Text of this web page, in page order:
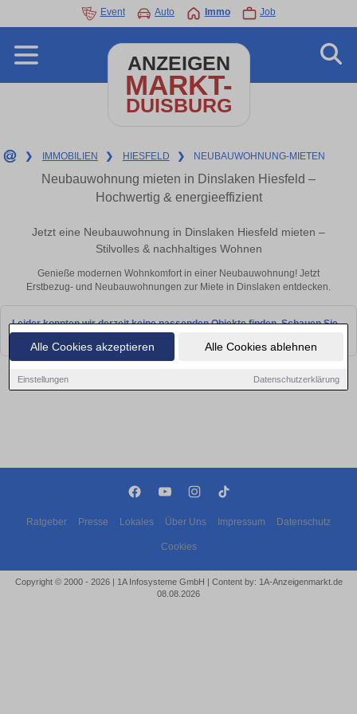
Alle Cookies akzeptieren Alle Cookies ablehnen
Einstellungen Datenschutzerklärung
Event Auto Immo Job
ANZEIGEN
MARKT-
DUISBURG
❯ IMMOBILIEN ❯ HIESFELD ❯ NEUBAUWOHNUNG-MIETEN
Neubauwohnung mieten in Dinslaken Hiesfeld –
Hochwertig & energieeffizient
Jetzt eine Neubauwohnung in Dinslaken Hiesfeld mieten –
Stilvolles & nachhaltiges Wohnen
Genieße modernen Wohnkomfort in einer Neubauwohnung! Jetzt
Erstbezug- und Neubauwohnungen zur Miete in Dinslaken entdecken.
Leider konnten wir derzeit keine passenden Objekte finden. Schauen Sie
Ratgeber Presse Lokales Über Uns Impressum Datenschutz
Cookies
Copyright © 2000 - 2026 | 1A Infosysteme GmbH | Content by: 1A-Anzeigenmarkt.de
08.08.2026